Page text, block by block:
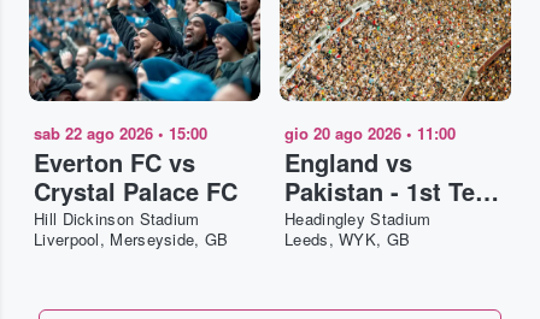
sab 22 ago 2026 • 15:00
Everton FC vs
Crystal Palace FC
Hill Dickinson Stadium
Liverpool, Merseyside, GB
gio 20 ago 2026 • 11:00
England vs
Pakistan - 1st Test
- Day 2
Headingley Stadium
Leeds, WYK, GB